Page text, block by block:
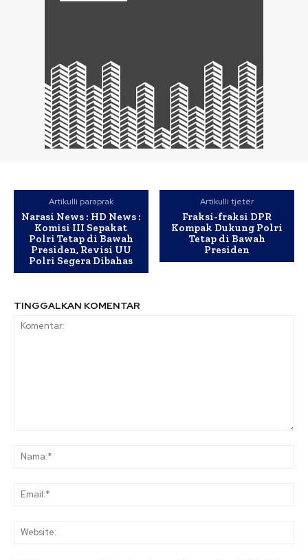
Artikulli paraprak
Narasi News : HD News :
Komisi III Sepakat
Polri Tetap di Bawah
Presiden, Revisi UU
Polri Segera Dibahas
Artikulli tjetër
Fraksi-fraksi DPR
Kompak Dukung Polri
Tetap di Bawah
Presiden
TINGGALKAN KOMENTAR